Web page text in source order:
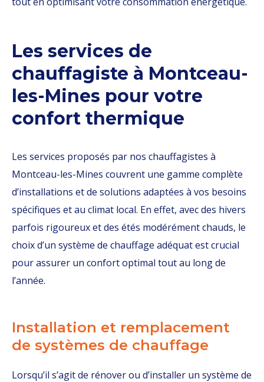
Les services de
chauffagiste à Montceau-
les-Mines pour votre
confort thermique
Les services proposés par nos chauffagistes à
Montceau-les-Mines couvrent une gamme complète
d’installations et de solutions adaptées à vos besoins
spécifiques et au climat local. En effet, avec des hivers
parfois rigoureux et des étés modérément chauds, le
choix d’un système de chauffage adéquat est crucial
pour assurer un confort optimal tout au long de
l’année.
Installation et remplacement
de systèmes de chauffage
Lorsqu’il s’agit de rénover ou d’installer un système de